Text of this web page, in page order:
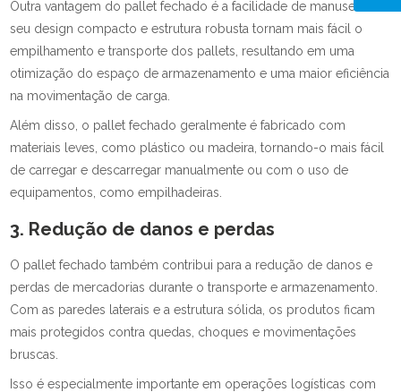
Outra vantagem do pallet fechado é a facilidade de manuseio. O
seu design compacto e estrutura robusta tornam mais fácil o
empilhamento e transporte dos pallets, resultando em uma
otimização do espaço de armazenamento e uma maior eficiência
na movimentação de carga.
Além disso, o pallet fechado geralmente é fabricado com
materiais leves, como plástico ou madeira, tornando-o mais fácil
de carregar e descarregar manualmente ou com o uso de
equipamentos, como empilhadeiras.
3. Redução de danos e perdas
O pallet fechado também contribui para a redução de danos e
perdas de mercadorias durante o transporte e armazenamento.
Com as paredes laterais e a estrutura sólida, os produtos ficam
mais protegidos contra quedas, choques e movimentações
bruscas.
Isso é especialmente importante em operações logísticas com